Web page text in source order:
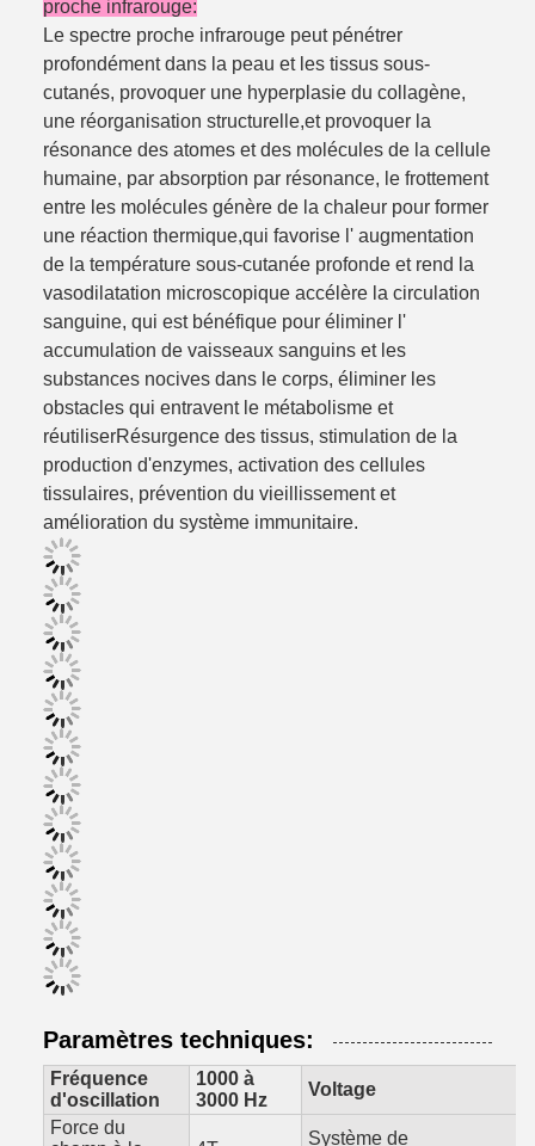
proche infrarouge:
Le spectre proche infrarouge peut pénétrer
profondément dans la peau et les tissus sous-
cutanés, provoquer une hyperplasie du collagène,
une réorganisation structurelle,et provoquer la
résonance des atomes et des molécules de la cellule
humaine, par absorption par résonance, le frottement
entre les molécules génère de la chaleur pour former
une réaction thermique,qui favorise l' augmentation
de la température sous-cutanée profonde et rend la
vasodilatation microscopique accélère la circulation
sanguine, qui est bénéfique pour éliminer l'
accumulation de vaisseaux sanguins et les
substances nocives dans le corps, éliminer les
obstacles qui entravent le métabolisme et
réutiliserRésurgence des tissus, stimulation de la
production d'enzymes, activation des cellules
tissulaires, prévention du vieillissement et
amélioration du système immunitaire.
Paramètres techniques:
Fréquence
d'oscillation
1000 à
3000 Hz
Voltage
Force du
Système de